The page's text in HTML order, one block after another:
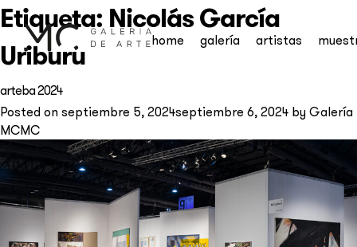
home galería artistas
Etiqueta:Nicolás García
Uriburu
arteba 2024
Posted on septiembre 5, 2024septiembre 6, 2024 by Galería
MCMC